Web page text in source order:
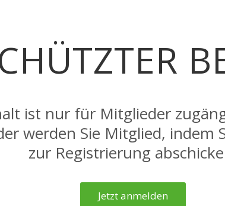
ist nur für Mitglieder
werden Sie Mitglied, indem
zur Registrierung
Jetzt anmelden